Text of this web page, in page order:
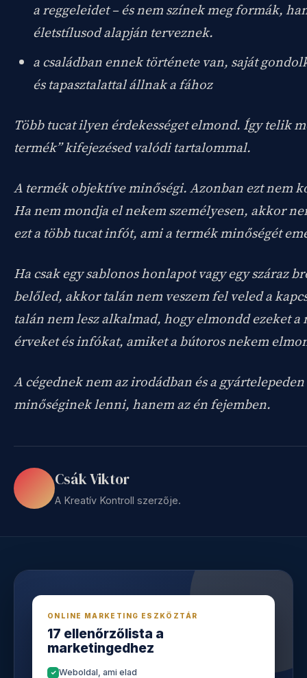
a reggeleidet – és nem színek meg formák,
életstílusod alapján terveznek.
a családban ennek története van, saját
és tapasztalattal állnak a fához
Több tucat ilyen érdekességet elmond. Így telik
termék” kifejezésed valódi tartalommal.
A termék objektíve minőségi. Azonban ezt nem
Ha nem mondja el nekem személyesen, akkor
ezt a több tucat infót, ami a termék minőségét
Ha csak egy sablonos honlapot vagy egy száraz
belőled, akkor talán nem veszem fel veled a
talán nem lesz alkalmad, hogy elmondd ezeket a
érveket és infókat, amiket a bútoros nekem
A cégednek nem az irodádban és a
minőséginek lenni, hanem az én fejemben.
Csák Viktor
A Kreatív Kontroll szerzője.
ONLINE MARKETING ESZKÖZTÁR
17 ellenőrzőlista a
marketingedhez
Weboldal, ami elad